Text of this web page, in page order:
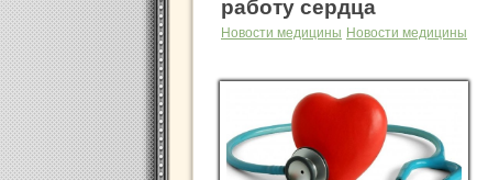
работу сердца
Новости медицины Новости медицины